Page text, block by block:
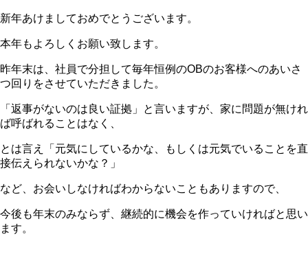
新年あけましておめでとうございます。
本年もよろしくお願い致します。
昨年末は、社員で分担して毎年恒例のOBのお客様へのあいさ
つ回りをさせていただきました。
「返事がないのは良い証拠」と言いますが、家に問題が無けれ
ば呼ばれることはなく、
とは言え「元気にしているかな、もしくは元気でいることを直
接伝えられないかな？」
など、お会いしなければわからないこともありますので、
今後も年末のみならず、継続的に機会を作っていければと思い
ます。